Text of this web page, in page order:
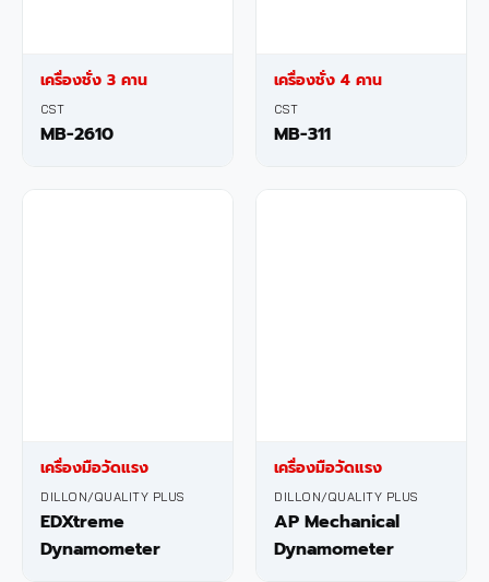
เครื่องชั่ง 3 คาน
CST
MB-2610
เครื่องชั่ง 4 คาน
CST
MB-311
เครื่องมือวัดแรง
DILLON/QUALITY PLUS
EDXtreme
Dynamometer
เครื่องมือวัดแรง
DILLON/QUALITY PLUS
AP Mechanical
Dynamometer